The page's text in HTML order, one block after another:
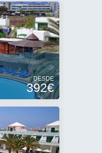
DESDE
392€